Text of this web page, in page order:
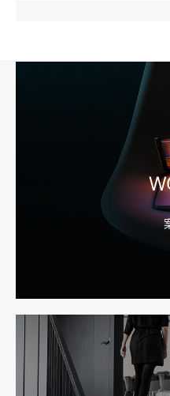
宁波高端网站建设公司推
宁波网站建设报价怎么看？
2026-08-04 17:55:09
宁波制造业网站建设公司怎